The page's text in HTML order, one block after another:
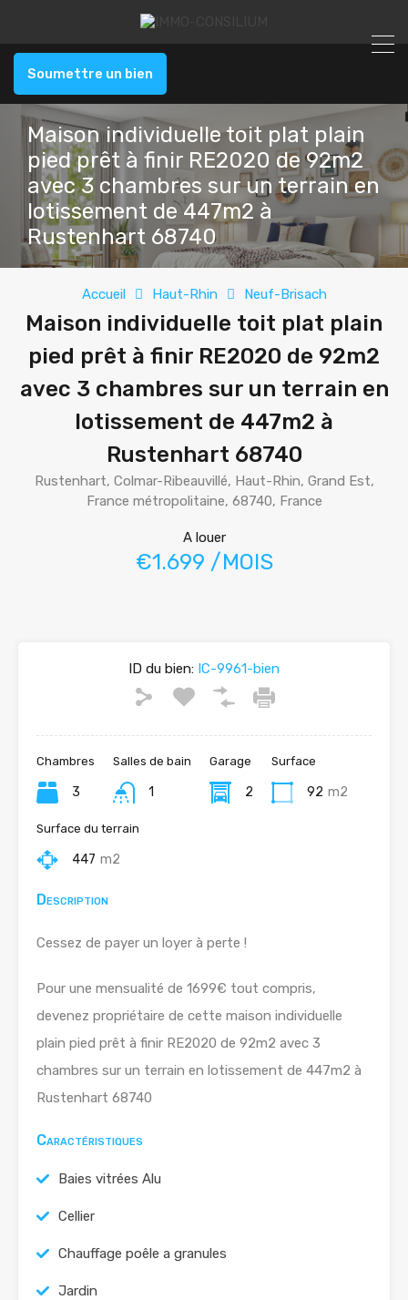
Soumettre un bien
Maison individuelle toit plat plain
pied prêt à finir RE2020 de 92m2
avec 3 chambres sur un terrain en
lotissement de 447m2 à
Rustenhart 68740
Accueil Haut-Rhin Neuf-Brisach
Maison individuelle toit plat plain
pied prêt à finir RE2020 de 92m2
avec 3 chambres sur un terrain en
lotissement de 447m2 à
Rustenhart 68740
Rustenhart, Colmar-Ribeauvillé, Haut-Rhin, Grand Est,
France métropolitaine, 68740, France
A louer
€1.699 /MOIS
ID du bien: IC-9961-bien
Chambres
3
Salles de bain
1
Garage
2
Surface
92 m2
Surface du terrain
447 m2
Description
Cessez de payer un loyer à perte !
Pour une mensualité de 1699€ tout compris,
devenez propriétaire de cette maison individuelle
plain pied prêt à finir RE2020 de 92m2 avec 3
chambres sur un terrain en lotissement de 447m2 à
Rustenhart 68740
Caractéristiques
Baies vitrées Alu
Cellier
Chauffage poêle a granules
Jardin